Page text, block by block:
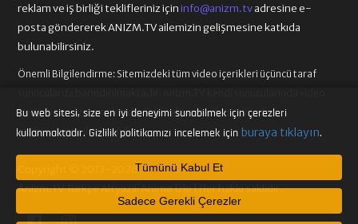
2. SEZON 3. BÖLÜM (85.
BÖLÜM)
2. SEZON 4. BÖLÜM (86.
BÖLÜM)
BÖLÜM)
BÖLÜM)
reklam ve iş birliği teklifleriniz içininfo@anizm.tvadresine e-
posta göndererek ANIZM.TV ailemizin gelişmesine katkıda
bulunabilirsiniz.
Önemli Bilgilendirme: Sitemizdeki tüm video içerikleri üçüncü taraf
içeriği barındırmamaktadır. Telif hakkı talepleri ilgili video
sağlayıcılarına iletilmelidir.
Copyright © 2013-2026
Anizm.TV Türkçe Altyazılı Anime İzle | Her hakkı saklıdır.
Bu web sitesi, size en iyi deneyimi sunabilmek için çerezleri
kullanmaktadır. Gizlilik politikamızı incelemek için buraya tıklayın.
Tümünü Kabul Et
Sadece Gerekli Çerezler